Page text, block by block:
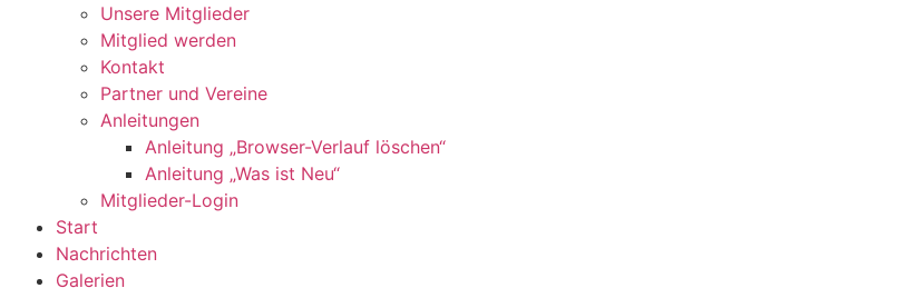
Unsere Mitglieder
Mitglied werden
Kontakt
Partner und Vereine
Anleitungen
Anleitung „Browser-Verlauf löschen“
Anleitung „Was ist Neu“
Mitglieder-Login
Start
Nachrichten
Galerien